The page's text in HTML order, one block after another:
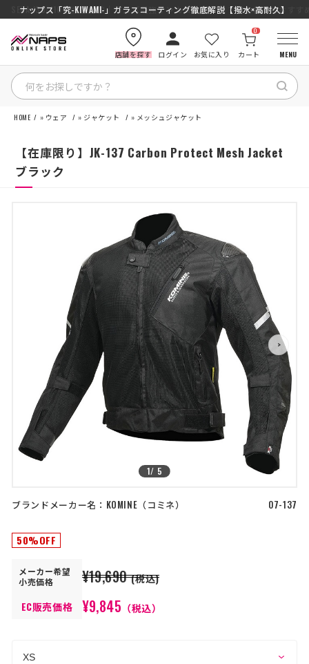
ナップス「究-KIWAMI-」ガラスコーティング徹底解説【撥水×高耐久】
SENA J30/J10を徹底比較｜コスパ最強インカムはどっち？初心者にもおすす
店舗を探す ログイン お気に入り カート
0
MENU
カテゴリから探す
ナップスメンバーズ
店舗を探す
コーポレートサイト
採用情報
特定商取引法に基づく表記
古物営業法に基づく表示/保険勧誘
方針
利用規約
商品レビュー利用規約
プライバシーポリシー
返金ポリシー
カスタマーハラスメントに対する方
HOME » ウェア » ジャケット » メッシュジャケット
【在庫限り】JK-137 Carbon Protect Mesh Jacket
ブラック
1/ 5
>
ブランドメーカー名： KOMINE コミネ 07-137
50%OFF
メーカー希望
小売価格
¥19,690 (税込)
EC販売価格
¥9,845 （税込）